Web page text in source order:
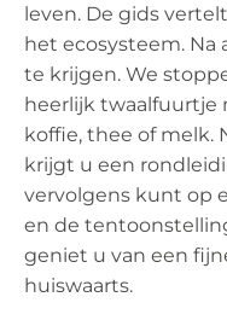
leven. De gids
het ecosysteem.
te krijgen. We
heerlijk twaalfuurtje
koffie, thee of melk.
krijgt u een
vervolgens kunt op
en de
geniet u van een
huiswaarts.